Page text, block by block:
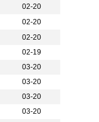
02-20
02-20
02-20
02-19
03-20
03-20
03-20
03-20